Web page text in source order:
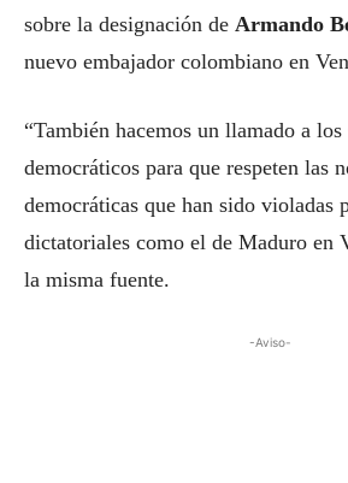
sobre la designación de Armando
nuevo embajador colombiano en
“También hacemos un llamado a
democráticos para que respeten las
democráticas que han sido violadas
dictatoriales como el de Maduro en
la misma fuente.
-Aviso-